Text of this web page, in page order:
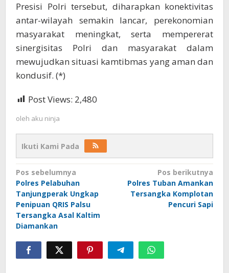
Presisi Polri tersebut, diharapkan konektivitas
antar-wilayah semakin lancar, perekonomian
masyarakat meningkat, serta mempererat
sinergisitas Polri dan masyarakat dalam
mewujudkan situasi kamtibmas yang aman dan
kondusif. (*)
Post Views: 2,480
oleh aku ninja
Ikuti Kami Pada
Navigasi
pos
Pos sebelumnya
Polres Pelabuhan
Tanjungperak Ungkap
Penipuan QRIS Palsu
Tersangka Asal Kaltim
Diamankan
Pos berikutnya
Polres Tuban Amankan
Tersangka Komplotan
Pencuri Sapi